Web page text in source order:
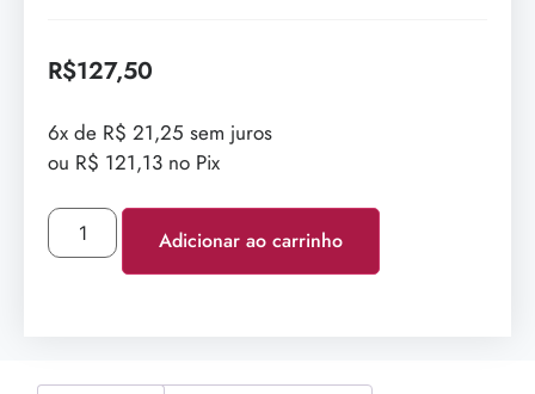
R$127,50
6x de R$ 21,25 sem juros
ou R$ 121,13 no Pix
Adicionar ao carrinho